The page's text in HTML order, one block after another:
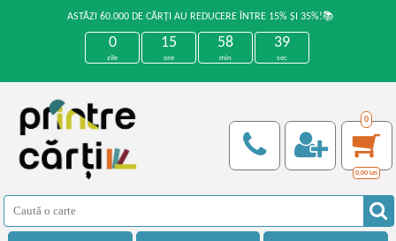
ASTĂZI 60.000 DE CĂRȚI AU REDUCERE ÎNTRE 15% ȘI 35%!📚
0
zile
15
ore
58
min
39
sec
0
0,00 Lei